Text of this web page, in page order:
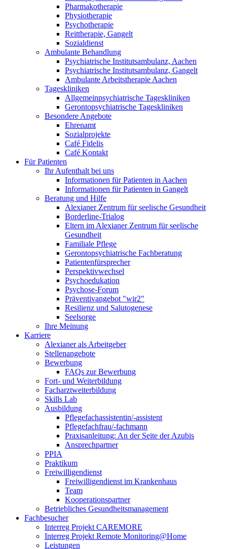
Pharmakotherapie
Physiotherapie
Psychotherapie
Reittherapie, Gangelt
Sozialdienst
Ambulante Behandlung
Psychiatrische Institutsambulanz, Aachen
Psychiatrische Institutsambulanz, Gangelt
Ambulante Arbeitstherapie Aachen
Tageskliniken
Allgemeinpsychiatrische Tageskliniken
Gerontopsychiatrische Tageskliniken
Besondere Angebote
Ehrenamt
Sozialprojekte
Café Fidelis
Café Kontakt
Für Patienten
Ihr Aufenthalt bei uns
Informationen für Patienten in Aachen
Informationen für Patienten in Gangelt
Beratung und Hilfe
Alexianer Zentrum für seelische Gesundheit
Borderline-Trialog
Eltern im Alexianer Zentrum für seelische
Gesundheit
Familiale Pflege
Gerontopsychiatrische Fachberatung
Patientenfürsprecher
Perspektivwechsel
Psychoedukation
Psychose-Forum
Präventivangebot "wir2"
Resilienz und Salutogenese
Seelsorge
Ihre Meinung
Karriere
Alexianer als Arbeitgeber
Stellenangebote
Bewerbung
FAQs zur Bewerbung
Fort- und Weiterbildung
Facharztweiterbildung
Skills Lab
Ausbildung
Pflegefachassistentin/-assistent
Pflegefachfrau/-fachmann
Praxisanleitung: An der Seite der Azubis
Ansprechpartner
PPIA
Praktikum
Freiwilligendienst
Freiwilligendienst im Krankenhaus
Team
Kooperationspartner
Betriebliches Gesundheitsmanagement
Fachbesucher
Interreg Projekt CAREMORE
Interreg Projekt Remote Monitoring@Home
Leistungen